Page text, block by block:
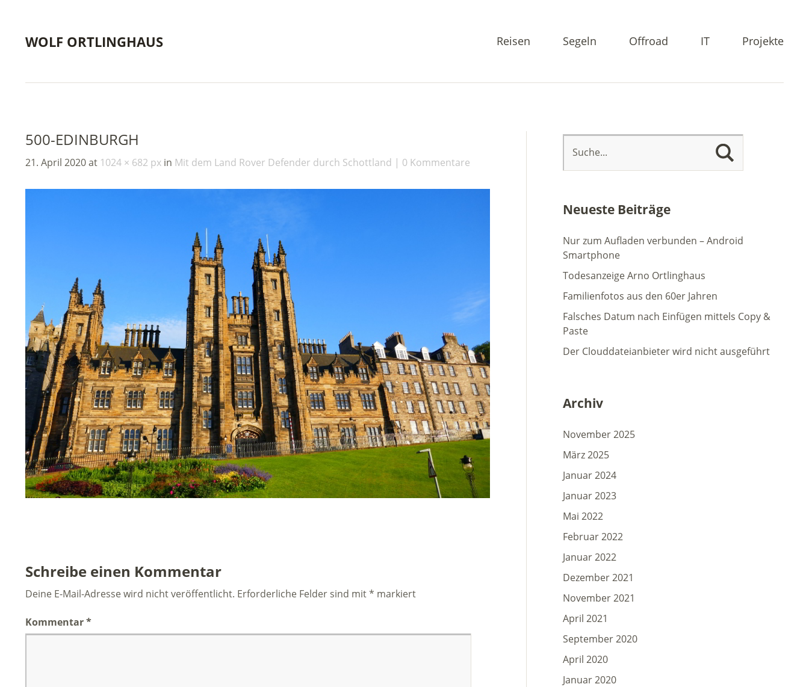
WOLF ORTLINGHAUS Reisen Segeln Offroad IT Projekte
500-EDINBURGH
21. April 2020at 1024 × 682 px in Mit dem Land Rover Defender durch Schottland 0 Kommentare
Schreibe einen Kommentar
Deine E-Mail-Adresse wird nicht veröffentlicht. Erforderliche Felder sind mit* markiert
Kommentar*
Neueste Beiträge
Nur zum Aufladen verbunden – Android
Smartphone
Todesanzeige Arno Ortlinghaus
Familienfotos aus den 60er Jahren
Falsches Datum nach Einfügen mittels Copy &
Paste
Der Clouddateianbieter wird nicht ausgeführt
Archiv
November 2025
März 2025
Januar 2024
Januar 2023
Mai 2022
Februar 2022
Januar 2022
Dezember 2021
November 2021
April 2021
September 2020
April 2020
Januar 2020